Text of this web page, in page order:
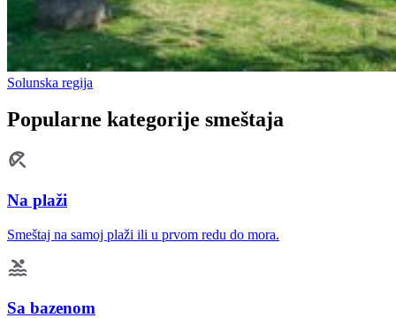
Solunska regija
Popularne kategorije smeštaja
Na plaži
Smeštaj na samoj plaži ili u prvom redu do mora.
Sa bazenom